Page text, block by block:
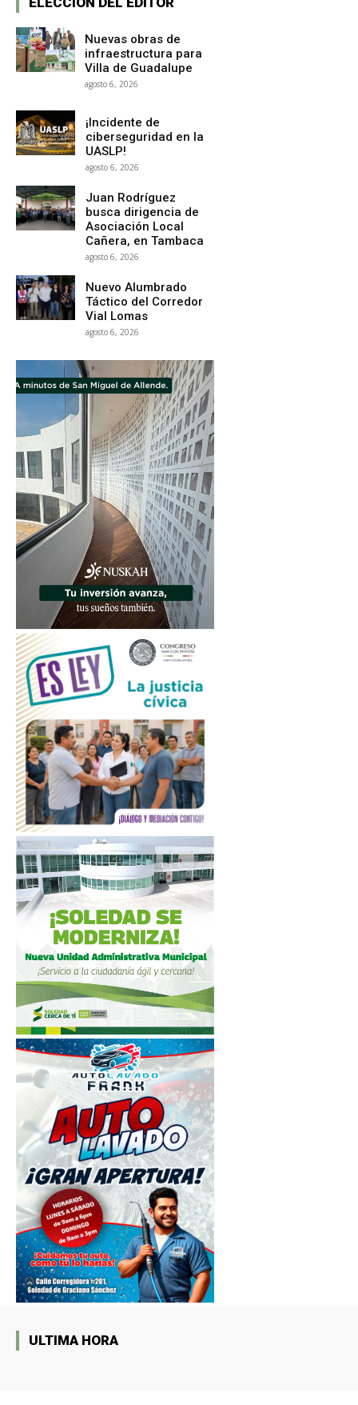
Nuevas obras de
infraestructura para
Villa de Guadalupe
agosto 6, 2026
¡Incidente de
ciberseguridad en la
UASLP!
agosto 6, 2026
Juan Rodríguez
busca dirigencia de
Asociación Local
Cañera, en Tambaca
agosto 6, 2026
Nuevo Alumbrado
Táctico del Corredor
Vial Lomas
agosto 6, 2026
ULTIMA HORA